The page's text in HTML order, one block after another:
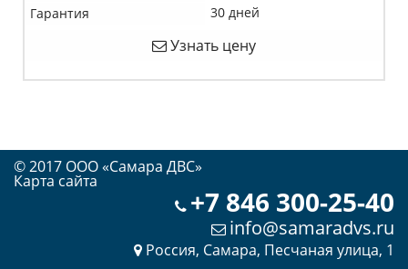
Гарантия
30 дней
Узнать цену
© 2017 OOO «Самара ДВС»
Карта сайта
+7 846 300-25-40
info@samaradvs.ru
Россия, Самара, Песчаная улица, 1